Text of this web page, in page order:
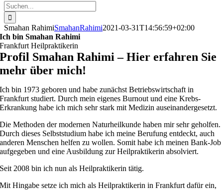
Suche
nach:
Smahan RahimiSmahanRahimi2021-03-31T14:56:59+02:00
Ich bin Smahan Rahimi
Frankfurt Heilpraktikerin
Profil Smahan Rahimi – Hier erfahren Sie
mehr über mich!
Ich bin 1973 geboren und habe zunächst Betriebswirtschaft in
Frankfurt studiert. Durch mein eigenes Burnout und eine Krebs-
Erkrankung habe ich mich sehr stark mit Medizin auseinandergesetzt.
Die Methoden der modernen Naturheilkunde haben mir sehr geholfen.
Durch dieses Selbststudium habe ich meine Berufung entdeckt, auch
anderen Menschen helfen zu wollen. Somit habe ich meinen Bank-Job
aufgegeben und eine Ausbildung zur Heilpraktikerin absolviert.
Seit 2008 bin ich nun als Heilpraktikerin tätig.
Mit Hingabe setze ich mich als Heilpraktikerin in Frankfurt dafür ein,